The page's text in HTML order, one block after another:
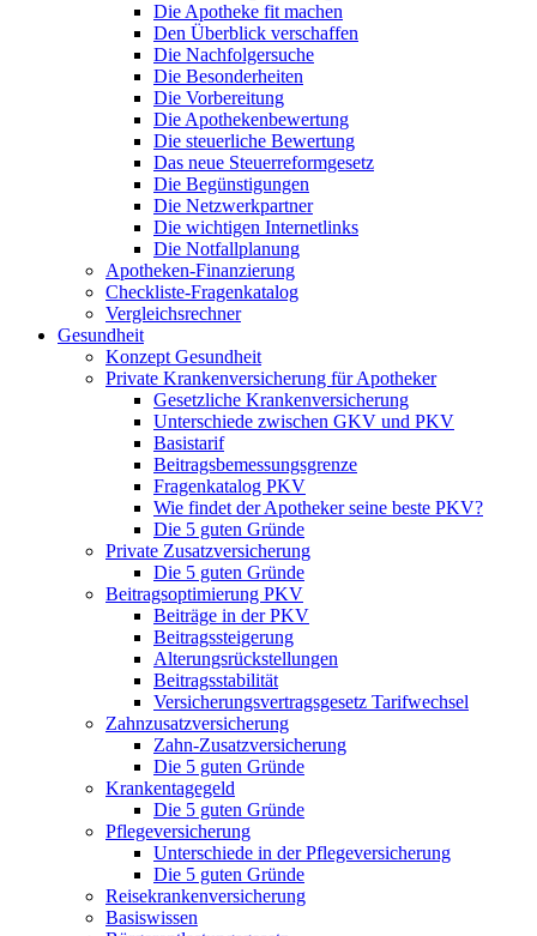
Die Apotheke fit machen
Den Überblick verschaffen
Die Nachfolgersuche
Die Besonderheiten
Die Vorbereitung
Die Apothekenbewertung
Die steuerliche Bewertung
Das neue Steuerreformgesetz
Die Begünstigungen
Die Netzwerkpartner
Die wichtigen Internetlinks
Die Notfallplanung
Apotheken-Finanzierung
Checkliste-Fragenkatalog
Vergleichsrechner
Gesundheit
Konzept Gesundheit
Private Krankenversicherung für Apotheker
Gesetzliche Krankenversicherung
Unterschiede zwischen GKV und PKV
Basistarif
Beitragsbemessungsgrenze
Fragenkatalog PKV
Wie findet der Apotheker seine beste PKV?
Die 5 guten Gründe
Private Zusatzversicherung
Die 5 guten Gründe
Beitragsoptimierung PKV
Beiträge in der PKV
Beitragssteigerung
Alterungsrückstellungen
Beitragsstabilität
Versicherungsvertragsgesetz Tarifwechsel
Zahnzusatzversicherung
Zahn-Zusatzversicherung
Die 5 guten Gründe
Krankentagegeld
Die 5 guten Gründe
Pflegeversicherung
Unterschiede in der Pflegeversicherung
Die 5 guten Gründe
Reisekrankenversicherung
Basiswissen